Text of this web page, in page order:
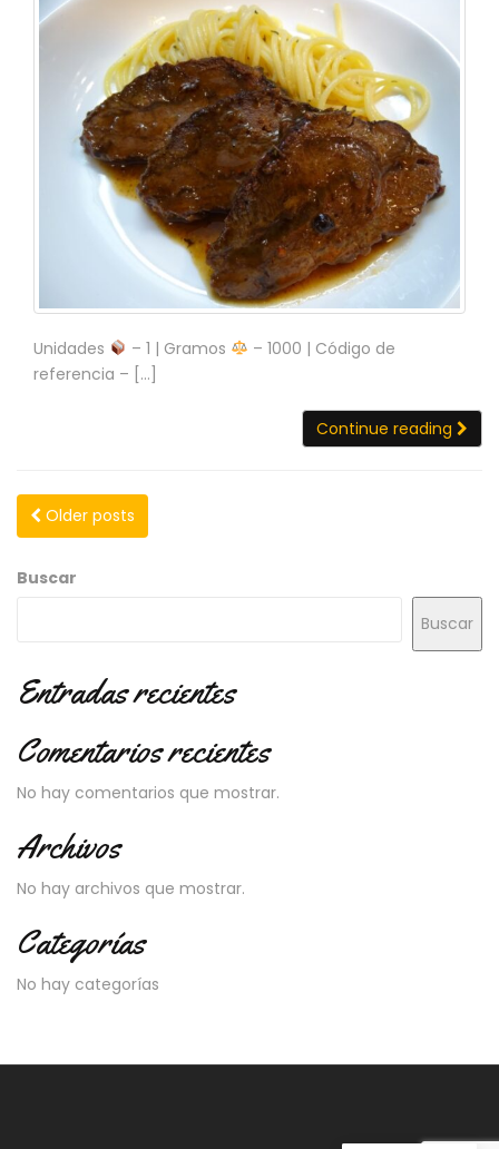
Unidades – 1 | Gramos
– 1000 | Código de
referencia – […]
Continue reading
Older posts
Buscar
Buscar
Entradas recientes
Comentarios recientes
No hay comentarios que mostrar.
Archivos
No hay archivos que mostrar.
Categorías
No hay categorías